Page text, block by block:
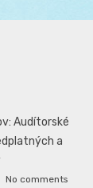
Audítorské
a
No comments